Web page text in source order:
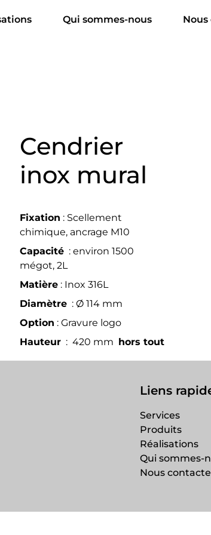
Qui sommes-nous
Cendrier
inox mural
Fixation : Scellement
chimique, ancrage M10
Capacité : environ 1500
mégot, 2L
Matière : Inox 316L
Diamètre : Ø 114 mm
Option : Gravure logo
Hauteur :420 mm hors tout
Liens
Services
Produits
Réalisations
Qui sommes-
Nous